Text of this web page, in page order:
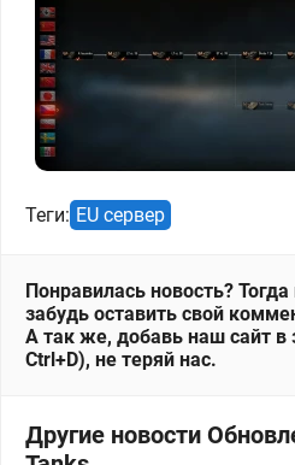
Теги: EU сервер
Понравилась новость?
забудь оставить свой
А так же, добавь наш сайт
Ctrl+D), не теряй нас.
Другие новости